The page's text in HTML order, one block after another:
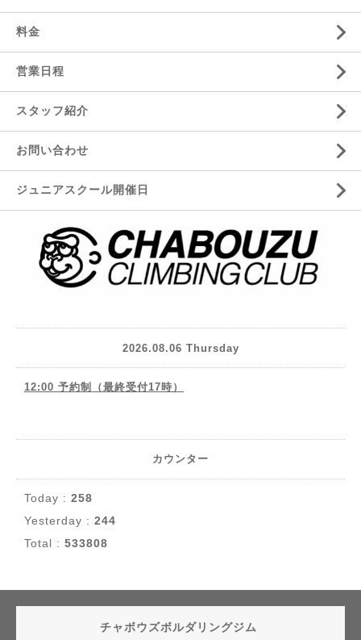
料金
営業日程
スタッフ紹介
お問い合わせ
ジュニアスクール開催日
2026.08.06 Thursday
12:00 予約制（最終受付17時）
カウンター
Today : 258
Yesterday : 244
Total : 533808
チャボウズボルダリングジム